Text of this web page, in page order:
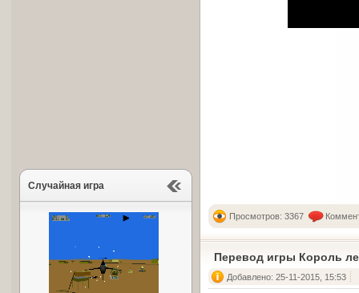
Случайная игра
Просмотров: 3367
Перевод игры Король
Добавлено: 25-11-2015, 15:53